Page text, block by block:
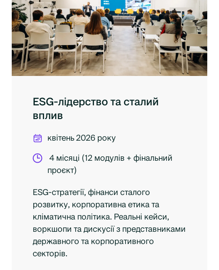
ESG-лідерство та сталий
вплив
квітень 2026 року
4 місяці (12 модулів + фінальний
проєкт)
ESG-стратегії, фінанси сталого
розвитку, корпоративна етика та
кліматична політика. Реальні кейси,
воркшопи та дискусії з представниками
державного та корпоративного
секторів.